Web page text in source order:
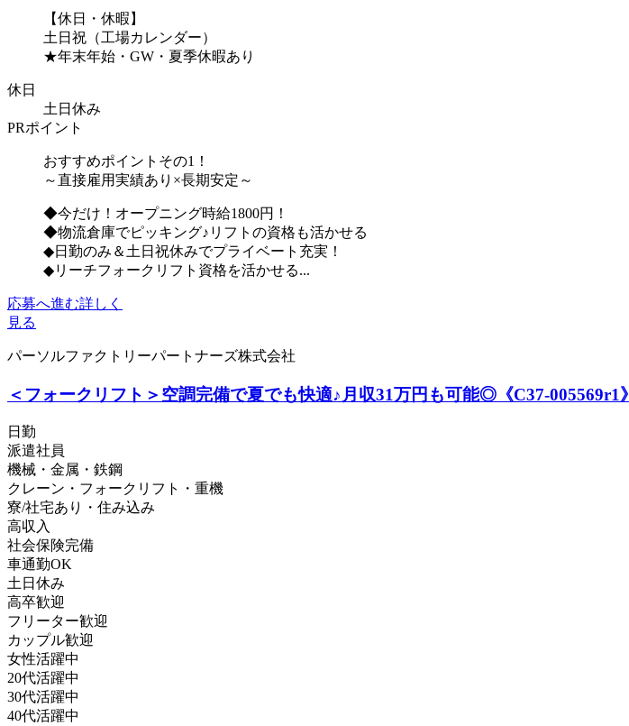
【休日・休暇】
土日祝（工場カレンダー）
★年末年始・GW・夏季休暇あり
休日
土日休み
PRポイント
おすすめポイントその1！
～直接雇用実績あり×長期安定～
◆今だけ！オープニング時給1800円！
◆物流倉庫でピッキング♪リフトの資格も活かせる
◆日勤のみ＆土日祝休みでプライベート充実！
◆リーチフォークリフト資格を活かせる...
応募へ進む詳しく
見る
パーソルファクトリーパートナーズ株式会社
＜フォークリフト＞空調完備で夏でも快適♪月収31万円も可能◎《C37-005569r1》
日勤
派遣社員
機械・金属・鉄鋼
クレーン・フォークリフト・重機
寮/社宅あり・住み込み
高収入
社会保険完備
車通勤OK
土日休み
高卒歓迎
フリーター歓迎
カップル歓迎
女性活躍中
20代活躍中
30代活躍中
40代活躍中